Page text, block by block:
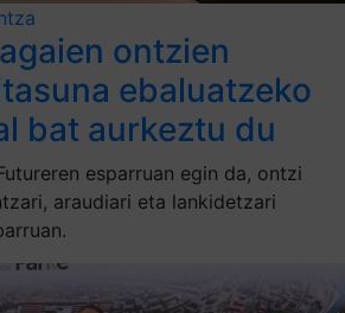
ontzien
ebaluatzeko
bat aurkeztu du
esparruan egin da, ontzi
araudiari eta lankidetzari